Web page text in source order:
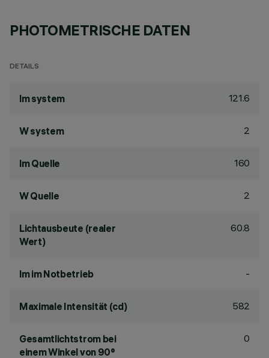
PHOTOMETRISCHE DATEN
DETAILS
lm system 121.6
W system 2
lm Quelle 160
W Quelle 2
Lichtausbeute (realer
Wert)
60.8
lm im Notbetrieb -
Maximale Intensität (cd) 582
Gesamtlichtstrom bei
einem Winkel von 90°
0